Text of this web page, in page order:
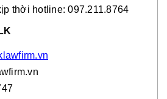
thời hotline: 097.211.8764